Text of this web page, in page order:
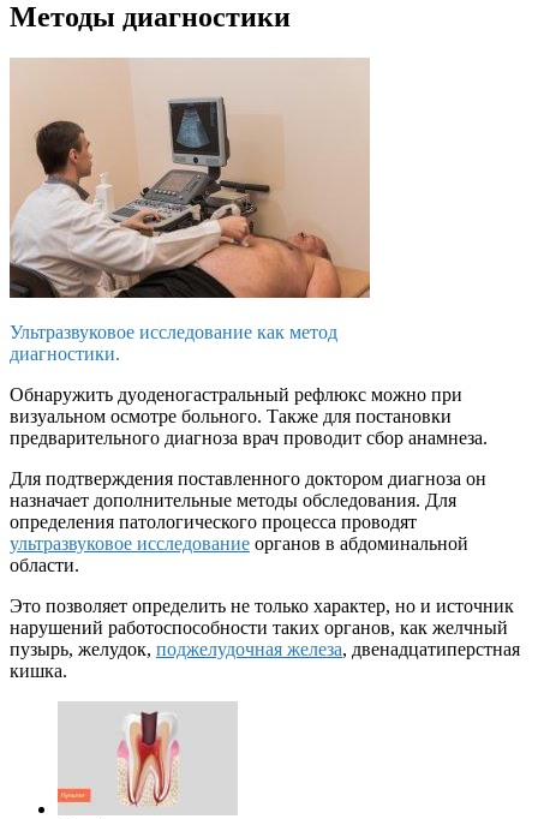
Методы диагностики
Ультразвуковое исследование как метод
диагностики.
Обнаружить дуоденогастральный рефлюкс можно при
визуальном осмотре больного. Также для постановки
предварительного диагноза врач проводит сбор анамнеза.
Для подтверждения поставленного доктором диагноза он
назначает дополнительные методы обследования. Для
определения патологического процесса проводят
ультразвуковое исследование органов в абдоминальной
области.
Это позволяет определить не только характер, но и источник
нарушений работоспособности таких органов, как желчный
пузырь, желудок, поджелудочная железа, двенадцатиперстная
кишка.